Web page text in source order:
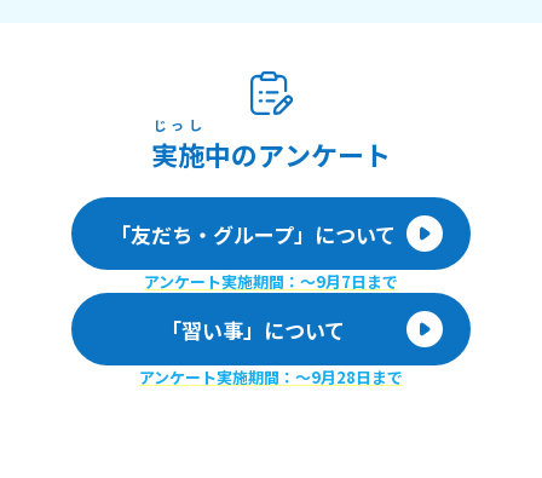
実施
じっし
中のアンケート
「友だち・グループ」について
アンケート実施期間：〜9月7日まで
「習い事」について
アンケート実施期間：〜9月28日まで